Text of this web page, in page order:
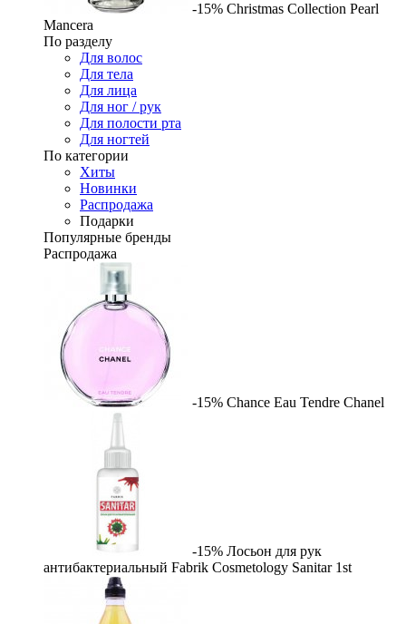
-15% Christmas Collection Pearl
Mancera
По разделу
Для волос
Для тела
Для лица
Для ног / рук
Для полости рта
Для ногтей
По категории
Хиты
Новинки
Распродажа
Подарки
Популярные бренды
Распродажа
-15% Chance Eau Tendre Chanel
-15% Лосьон для рук
антибактериальный Fabrik Cosmetology Sanitar 1st